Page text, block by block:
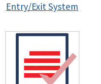
Entry/Exit System